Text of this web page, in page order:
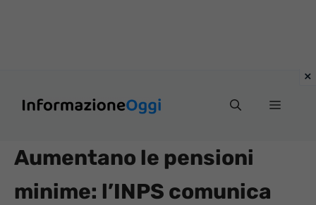
Menu
Aumentano le pensioni
minime: l’INPS comunica